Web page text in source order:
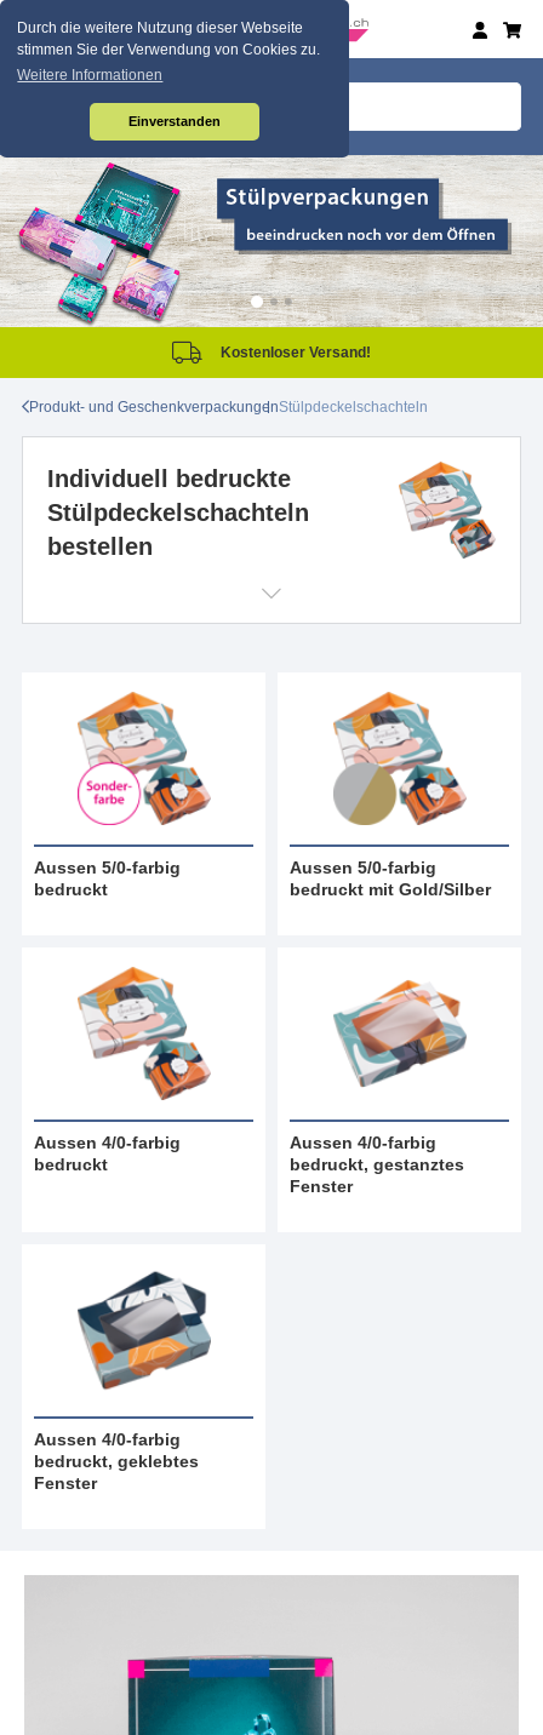
Durch die weitere Nutzung dieser Webseite
stimmen Sie der Verwendung von Cookies zu.
Weitere Informationen
Einverstanden
Kostenloser Versand!
Produkt- und GeschenkverpackungenStülpdeckelschachteln
Individuell bedruckte
Stülpdeckelschachteln
bestellen
Aussen 5/0-farbig
bedruckt
Aussen 5/0-farbig
bedruckt mit Gold/Silber
Aussen 4/0-farbig
bedruckt
Aussen 4/0-farbig
bedruckt, gestanztes
Fenster
Aussen 4/0-farbig
bedruckt, geklebtes
Fenster